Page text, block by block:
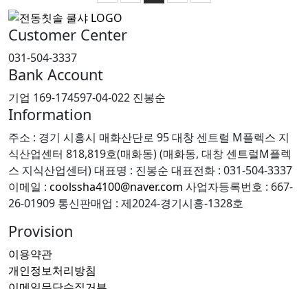
Customer Center
031-504-3337
Bank Account
기업 169-174597-04-022 진봉순
Information
주소 : 경기 시흥시 매화산단로 95 대창 센트럴 M플렉스 지
식산업센터 818,819호(매화동) (매화동, 대창 센트럴M플렉
스 지식산업센터)대표명 : 진봉순 대표전화 : 031-504-3337
이메일 : coolssha4100@naver.com 사업자등록번호 : 667-
26-01909 통신판매업 : 제2024-경기시흥-1328호
Provision
이용약관
개인정보처리방침